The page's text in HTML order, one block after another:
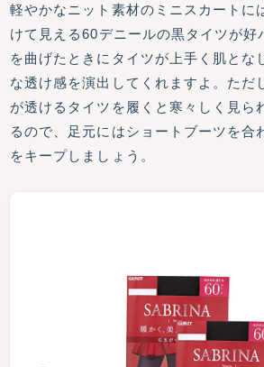
軽やかなニット素材のミニスカートに
けて見える60デニールの黒タイツが好
を曲げたときにタイツが上手く肌とな
な透け感を演出してくれますよ。ただ
が透けるタイツを履くと寒々しく見ら
るので、足元にはショートブーツを合
をキープしましょう。